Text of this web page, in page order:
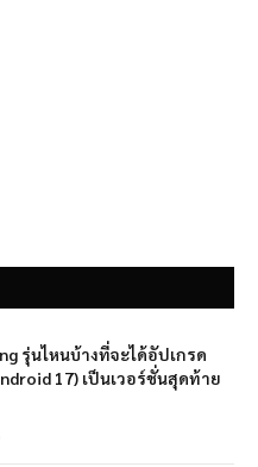
รุ่นไหนบ้างที่จะได้อัปเกรด
17) เป็นเวอร์ชั่นสุดท้าย